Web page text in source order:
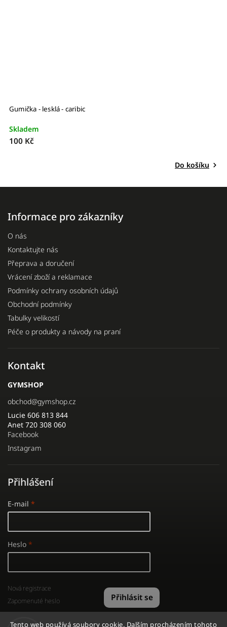
Tento web používá soubory cookie. Dalším procházením tohoto
Gumička - lesklá - caribic
Skladem
100 Kč
Do košíku
Informace pro zákazníky
O nás
Kontaktujte nás
Přeprava a doručení
Vrácení zboží a reklamace
Podmínky ochrany osobních údajů
Obchodní podmínky
Tabulky velikostí
Péče o produkty a návody na praní
Kontakt
GYMSHOP
obchod@gymshop.cz
Lucie 606 813 844
Anet 720 308 060
Facebook
Instagram
Přihlášení
E-mail
Heslo
Přihlásit se
Nová registrace
Zapomenuté heslo